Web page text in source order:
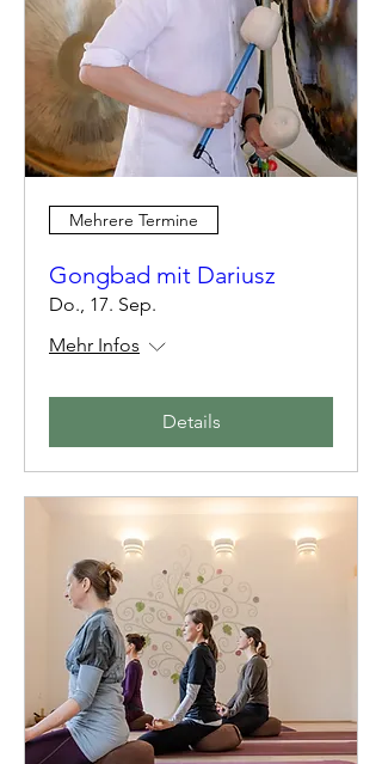
Mehrere Termine
Gongbad mit Dariusz
Do., 17. Sep.
Mehr Infos
Details